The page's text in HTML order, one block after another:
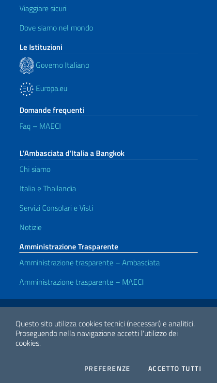
Questo sito utilizza cookies tecnici (necessari) e analitici.
Proseguendo nella navigazione accetti l'utilizzo dei
cookies.
PREFERENZE COOKIESACCETTO TUTTI
Viaggiare sicuri
Dove siamo nel mondo
Le Istituzioni
Governo Italiano
Europa.eu
Domande frequenti
Faq – MAECI
L’Ambasciata d’Italia a Bangkok
Chi siamo
Italia e Thailandia
Servizi Consolari e Visti
Notizie
Amministrazione Trasparente
Amministrazione trasparente – Ambasciata
Amministrazione trasparente – MAECI
Link Utili